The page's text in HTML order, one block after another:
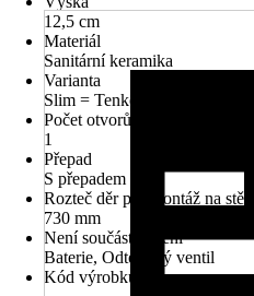
12,5 cm
Materiál
Sanitární keramika
Varianta
Slim = Tenkostěnné
Počet otvorů na kohout
1
Přepad
S přepadem
Rozteč děr pro montáž na stěnu
730 mm
Není součástí balení
Baterie, Odtokový ventil
Kód výrobku